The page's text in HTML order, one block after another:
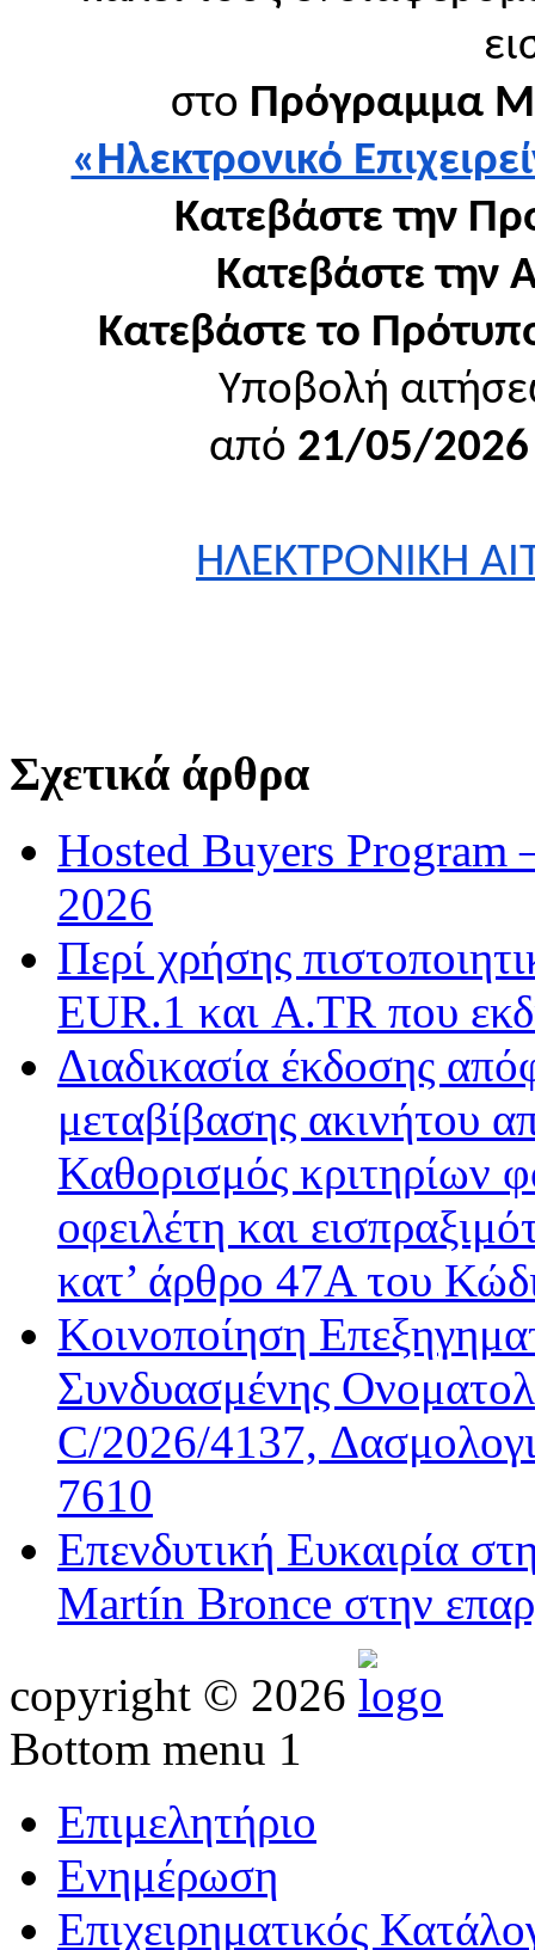
στο Πρόγραμμα
«Ηλεκτρονικό
Κατεβάστε την
Κατεβάστε την
Κατεβάστε το
Υποβολή
από 21/05/2026
ΗΛΕΚΤΡΟΝΙΚΗ
Σχετικά άρθρα
Hosted Buyers Program
2026
Περί χρήσης
EUR.1 και A.TR που
Διαδικασία έκδοσης
μεταβίβασης ακινήτου
Καθορισμός κριτηρίων
οφειλέτη και
κατ’ άρθρο 47Α του
Κοινοποίηση
Συνδυασμένης
C/2026/4137,
7610
Επενδυτική Ευκαιρία
Martín Bronce στην
copyright © 2026
Bottom menu 1
Επιμελητήριο
Ενημέρωση
Επιχειρηματικός